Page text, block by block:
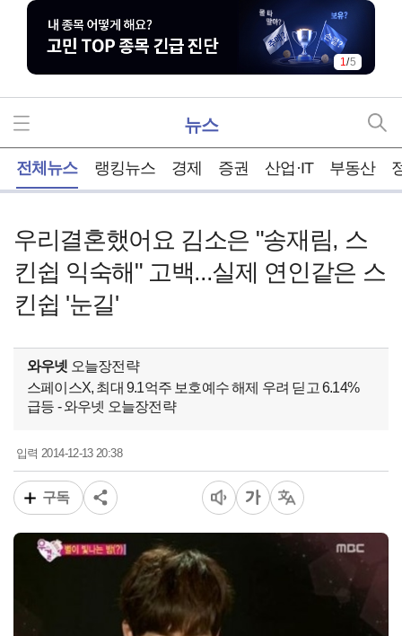
1/5
뉴스
전체뉴스 랭킹뉴스 경제 증권 산업·IT 부동산
우리결혼했어요 김소은 "송재림, 스
킨쉽 익숙해" 고백...실제 연인같은 스
킨쉽 '눈길'
와우넷 오늘장전략
스페이스X, 최대 9.1억주 보호예수 해제 우려 딛고 6.14%
급등 - 와우넷 오늘장전략
입력2014-12-13 20:38
구독